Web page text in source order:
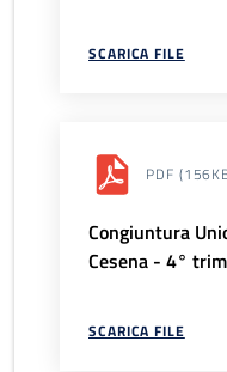
SCARICA FILE
PDF
Congiuntura
Cesena - 4°
SCARICA FILE